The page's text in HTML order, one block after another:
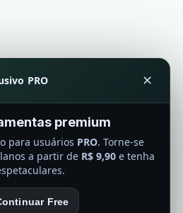
PRO ✕
premium
para usuários PRO. Torne-se
a partir de R$ 9,90e tenha
Free